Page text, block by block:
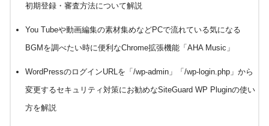
初期登録・審査方法について解説
You Tubeや動画編集の素材集めなどPCで流れている気になる
BGMを調べたい時に便利なChrome拡張機能「AHA Music」
WordPressのログインURLを「/wp-admin」「/wp-login.php」から
変更するセキュリティ対策にお勧めなSiteGuard WP Pluginの使い
方を解説